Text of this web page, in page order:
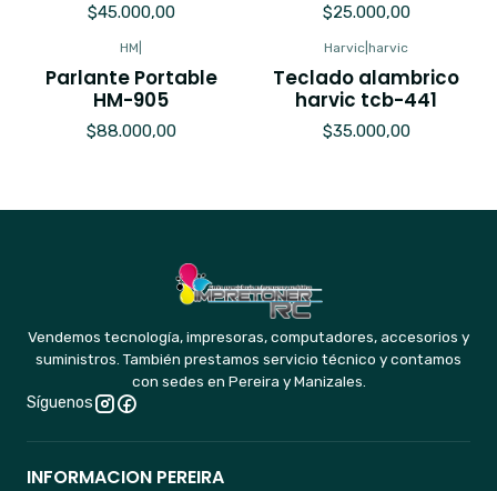
$45.000,00 $25.000,00
HM
Parlante Portable
HM-905
$88.000,00
Harvic harvic
Teclado alambrico
harvic tcb-441
$35.000,00
Vendemos tecnología, impresoras, computadores, accesorios y
suministros. También prestamos servicio técnico y contamos
con sedes en Pereira y Manizales.
Síguenos
INFORMACION PEREIRA